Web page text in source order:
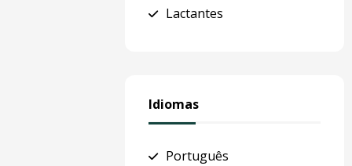
Lactantes
Idiomas
Português